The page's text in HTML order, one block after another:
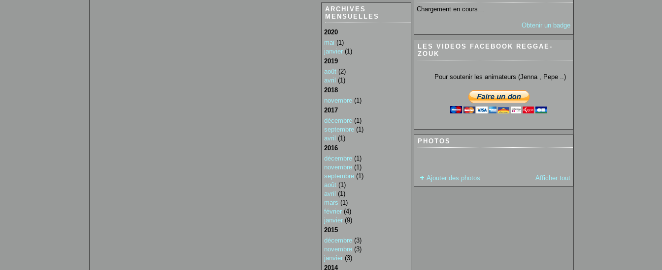
ARCHIVES
MENSUELLES
2020
mai (1)
janvier (1)
2019
août (2)
avril (1)
2018
novembre (1)
2017
décembre (1)
septembre (1)
avril (1)
2016
décembre (1)
novembre (1)
septembre (1)
août (1)
avril (1)
mars (1)
février (4)
janvier (9)
2015
décembre (3)
novembre (3)
janvier (3)
2014
Chargement en cours…
Obtenir un badge
LES VIDEOS FACEBOOK REGGAE-
ZOUK
Pour soutenir les animateurs (Jenna , Pepe ..)
PHOTOS
Ajouter des photos Afficher tout